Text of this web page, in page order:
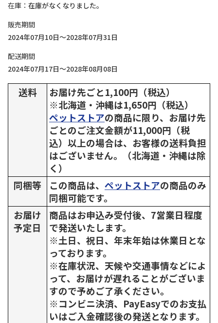
在庫
在庫がなくなりました。
販売期間
2024年07月10日～2028年07月31日
配送期間
2024年07月17日～2028年08月08日
送料
お届け先ごと1,100円（税込）
※北海道・沖縄は1,650円（税込）
ペットストアの商品に限り、お届け先
ごとのご注文金額が11,000円（税
込）以上の場合は、お客様の送料負担
はございません。（北海道・沖縄は除
く）
同梱等
この商品は、 ペットストアの商品のみ
同梱可能です。
お届け
予定日
商品はお申込み受付後、7営業日程度
で発送いたします。
※土日、祝日、年末年始は休業日とな
っております。
※在庫状況、天候や交通事情などによ
って、お届けが遅れることがございま
すので予めご了承ください。
※コンビニ決済、PayEasyでのお支払
いはご入金確認後の発送となります。